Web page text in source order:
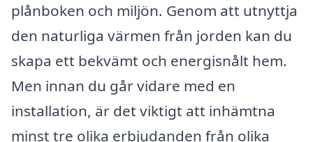
plånboken och miljön. Genom att utnyttja
den naturliga värmen från jorden kan du
skapa ett bekvämt och energisnålt hem.
Men innan du går vidare med en
installation, är det viktigt att inhämtna
minst tre olika erbjudanden från olika